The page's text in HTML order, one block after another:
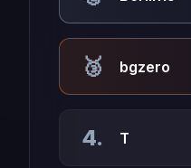
🥉 bgzero
4. T